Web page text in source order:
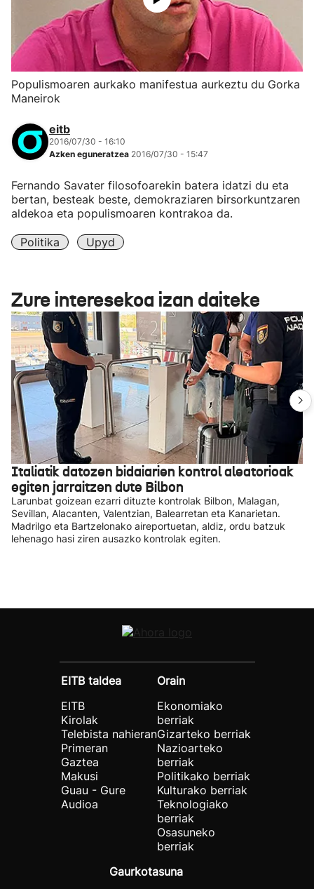
Populismoaren aurkako manifestua aurkeztu du Gorka
Maneirok
eitb
2016/07/30 - 16:10
Azken eguneratzea 2016/07/30 - 15:47
Fernando Savater filosofoarekin batera idatzi du eta
bertan, besteak beste, demokraziaren birsorkuntzaren
aldekoa eta populismoaren kontrakoa da.
Politika Upyd
Zure interesekoa izan daiteke
Italiatik datozen bidaiarien kontrol aleatorioak
egiten jarraitzen dute Bilbon
Larunbat goizean ezarri dituzte kontrolak Bilbon, Malagan,
Sevillan, Alacanten, Valentzian, Balearretan eta Kanarietan.
Madrilgo eta Bartzelonako aireportuetan, aldiz, ordu batzuk
lehenago hasi ziren ausazko kontrolak egiten.
EITB taldea
EITB
Kirolak
Telebista nahieran
Primeran
Gaztea
Makusi
Guau - Gure
Audioa
Orain
Ekonomiako
berriak
Gizarteko berriak
Nazioarteko
berriak
Politikako berriak
Kulturako berriak
Teknologiako
berriak
Osasuneko
berriak
Gaurkotasuna